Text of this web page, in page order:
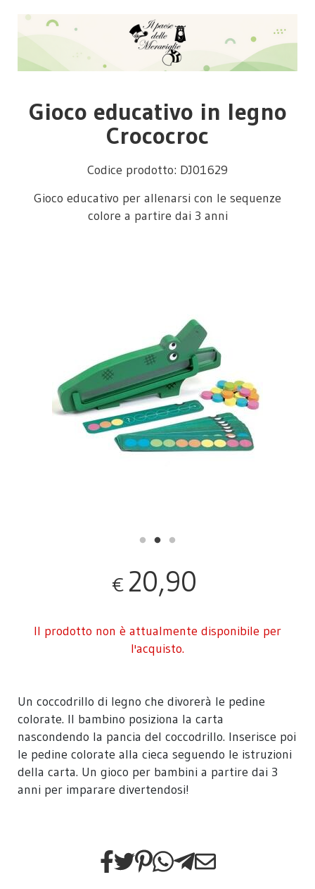
Gioco educativo in legno
Crococroc
Codice prodotto: DJ01629
Gioco educativo per allenarsi con le sequenze
colore a partire dai 3 anni
€ 20,90
Il prodotto non è attualmente disponibile per
l'acquisto.
Un coccodrillo di legno che divorerà le pedine
colorate. Il bambino posiziona la carta
nascondendo la pancia del coccodrillo. Inserisce poi
le pedine colorate alla cieca seguendo le istruzioni
della carta. Un gioco per bambini a partire dai 3
anni per imparare divertendosi!